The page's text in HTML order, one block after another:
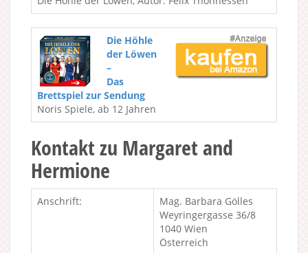
Die Höhle
der Löwen
–
Das
Brettspiel zur Sendung
Noris Spiele, ab 12 Jahren
Kontakt zu Margaret and
Hermione
Anschrift:
Mag. Barbara Gölles
Weyringergasse 36/8
1040 Wien
Österreich